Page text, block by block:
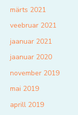
märts 2021
veebruar 2021
jaanuar 2021
jaanuar 2020
november 2019
mai 2019
aprill 2019